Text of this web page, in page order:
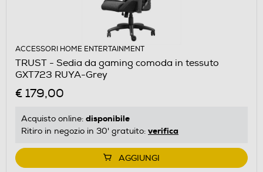
ACCESSORI HOME ENTERTAINMENT
TRUST - Sedia da gaming comoda in tessuto
GXT723 RUYA-Grey
€ 179,00
Acquisto online: disponibile
Ritiro in negozio in 30' gratuito: verifica
AGGIUNGI